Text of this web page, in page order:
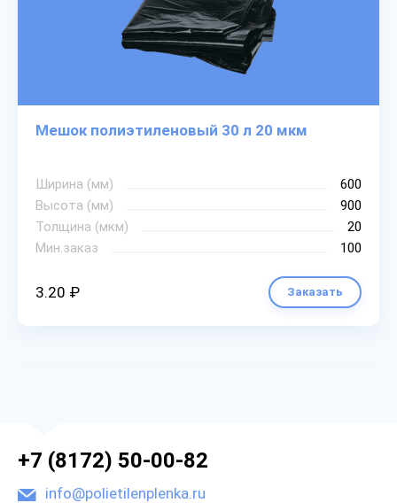
Мешок полиэтиленовый 30 л 20 мкм
Ширина (мм)
600
Высота (мм)
900
Толщина (мкм)
20
Мин.заказ
100
3.20 ₽ Заказать
+7 (8172) 50-00-82
info@polietilenplenka.ru